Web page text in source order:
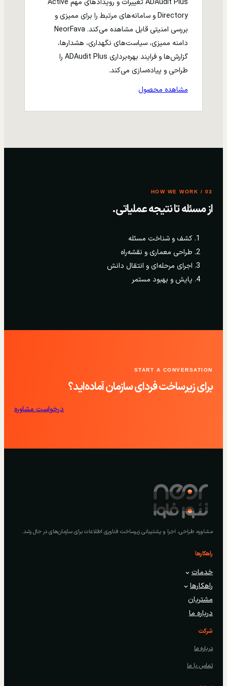
ADAudit Plus تغییرات و رویدادهای مهم Active
Directory و سامانه‌های مرتبط را برای ممیزی و
بررسی امنیتی قابل مشاهده می‌کند. NeorFava
دامنه ممیزی، سیاست‌های نگهداری، هشدارها،
گزارش‌ها و فرایند بهره‌برداری ADAudit Plus را
طراحی و پیاده‌سازی می‌کند.
مشاهده محصول
03 / HOW WE WORK
از مسئله تا نتیجه عملیاتی.
کشف و شناخت مسئله
طراحی معماری و نقشه‌راه
اجرای مرحله‌ای و انتقال دانش
پایش و بهبود مستمر
START A CONVERSATION
برای زیرساخت فردای سازمان آماده‌اید؟
درخواست مشاوره
مشاوره، طراحی، اجرا و پشتیبانی زیرساخت فناوری اطلاعات برای سازمان‌های در حال رشد.
راهکارها
خدمات
راهکارها
مشتریان
درباره ما
شرکت
درباره ما
تماس با ما